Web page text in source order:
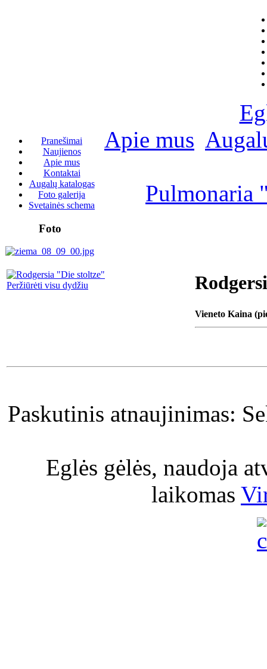
Pranešimai
Naujienos
Apie mus
Kontaktai
Augalų katalogas
Foto galerija
Svetainės schema
Foto
Apie mus
Pulmonaria
Peržiūrėti visu dydžiu
Vieneto Kaina
Paskutinis atnaujinimas:
Eglės gėlės, naudoja
laikomas